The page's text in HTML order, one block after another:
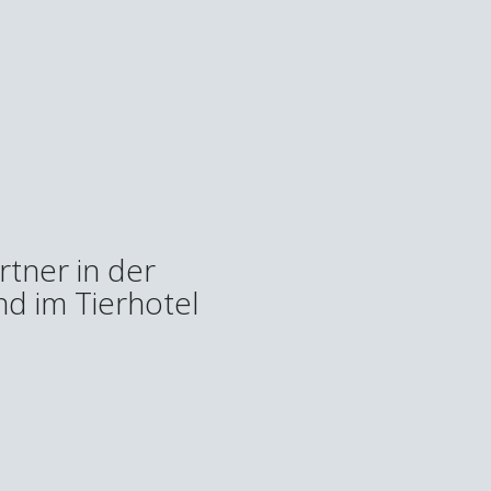
in der
im Tierhotel